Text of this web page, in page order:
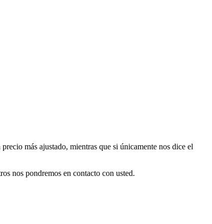
más ajustado, mientras que si únicamente nos dice el
nos pondremos en contacto con usted.